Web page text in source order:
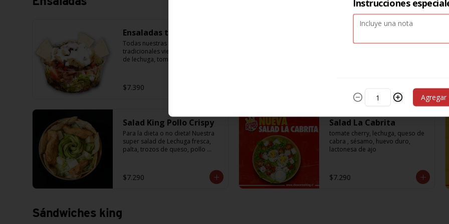
Ensaladas tradicionales
Todas nuestras ensaladas
tradicionales vienen con la base
de lechuga, tomate, cebolla,
yogurth. Solo tienes que escoger
la proteína que más te guste.
$7.390
Lechuga ,choclo cocido, ralladura
Salad King Pollo Crispy
Para la dieta o no dieta! Nuestra
super salad de Lechuga fresca,
palta, trozos de queso, pollo
$7.290
Salad La Cabrita
tomate cherry, lechuga, queso de
cabra , sésamo, huevo duro,
lactonesa de ajo
$7.290
Sándwiches king
Instrucciones
Agregar